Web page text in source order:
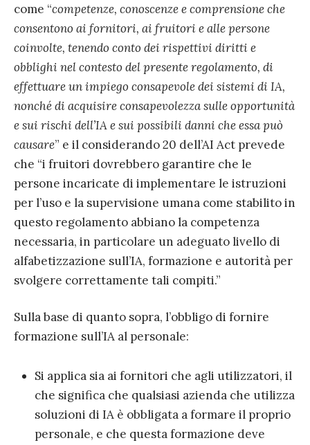
come “competenze, conoscenze e comprensione che
consentono ai fornitori, ai fruitori e alle persone
coinvolte, tenendo conto dei rispettivi diritti e
obblighi nel contesto del presente regolamento, di
effettuare un impiego consapevole dei sistemi di IA,
nonché di acquisire consapevolezza sulle opportunità
e sui rischi dell’IA e sui possibili danni che essa può
causare” e il considerando 20 dell’AI Act prevede
che “i fruitori dovrebbero garantire che le
persone incaricate di implementare le istruzioni
per l’uso e la supervisione umana come stabilito in
questo regolamento abbiano la competenza
necessaria, in particolare un adeguato livello di
alfabetizzazione sull’IA, formazione e autorità per
svolgere correttamente tali compiti.”
Sulla base di quanto sopra, l’obbligo di fornire
formazione sull’IA al personale:
Si applica sia ai fornitori che agli utilizzatori, il
che significa che qualsiasi azienda che utilizza
soluzioni di IA è obbligata a formare il proprio
personale, e che questa formazione deve